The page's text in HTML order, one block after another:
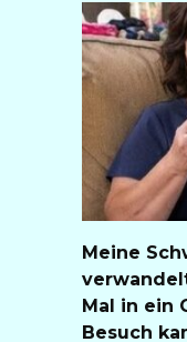
Meine
Mal in ein
Besuch